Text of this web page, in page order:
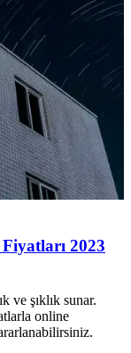
2023
ve şıklık sunar.
online